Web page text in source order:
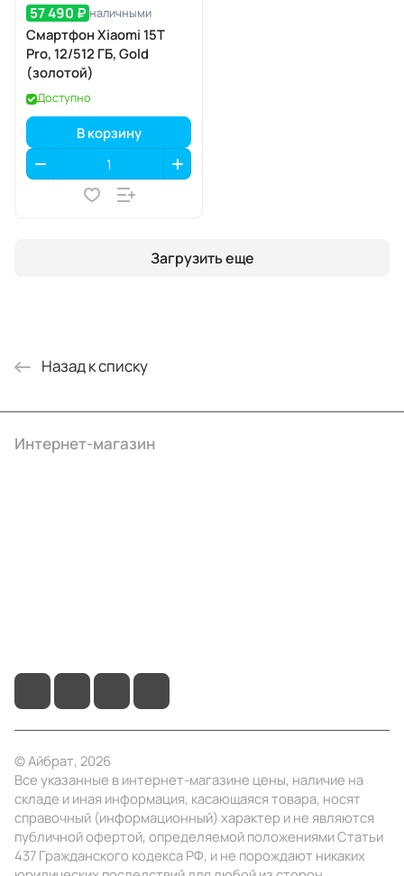
57 490 ₽ наличными
Смартфон Xiaomi 15T
Pro, 12/512 ГБ, Gold
(золотой)
Доступно
В корзину
Загрузить еще
Назад к списку
Интернет-магазин
© Айбрат, 2026
Все указанные в интернет-магазине цены, наличие на
складе и иная информация, касающаяся товара, носят
справочный (информационный) характер и не являются
публичной офертой, определяемой положениями Статьи
437 Гражданского кодекса РФ, и не порождают никаких